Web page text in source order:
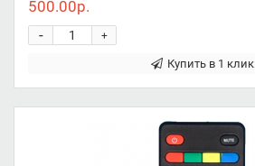
500.00р.
+
-
Купить в 1 клик